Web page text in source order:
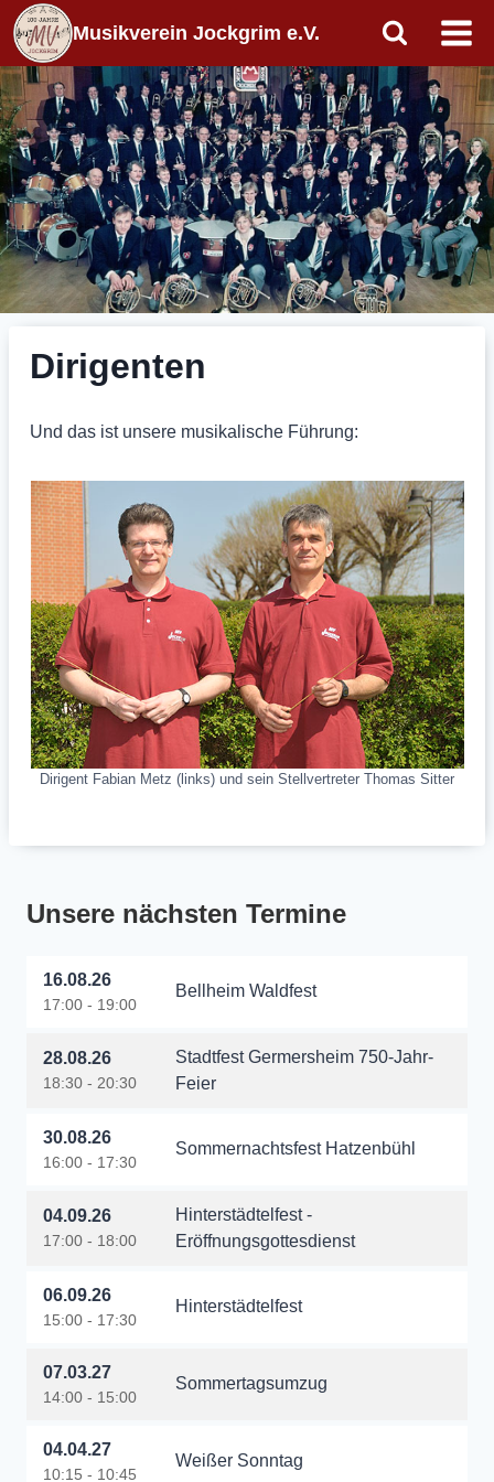
Zum
Inhalt
springen
Musikverein Jockgrim e.V.
Dirigenten
Und das ist unsere musikalische Führung:
Dirigent Fabian Metz (links) und sein Stellvertreter Thomas Sitter
Unsere nächsten Termine
16.08.26
17:00 - 19:00
Bellheim Waldfest
28.08.26
18:30 - 20:30
Stadtfest Germersheim 750-Jahr-
Feier
30.08.26
16:00 - 17:30
Sommernachtsfest Hatzenbühl
04.09.26
17:00 - 18:00
Hinterstädtelfest -
Eröffnungsgottesdienst
06.09.26
15:00 - 17:30
Hinterstädtelfest
07.03.27
14:00 - 15:00
Sommertagsumzug
04.04.27
10:15 - 10:45
Weißer Sonntag